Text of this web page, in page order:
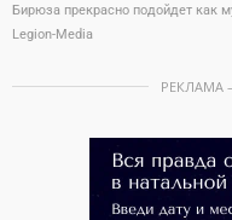
Бирюза прекрасно подойдет как
Legion-Media
РЕКЛАМА